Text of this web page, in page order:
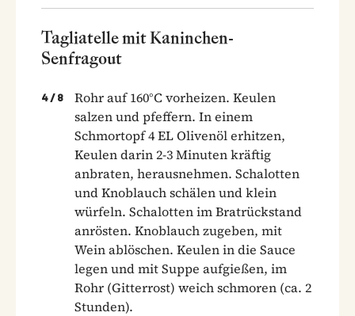
Tagliatelle mit Kaninchen-
Senfragout
4 / 8
Rohr auf 160°C vorheizen. Keulen
salzen und pfeffern. In einem
Schmortopf 4 EL Olivenöl erhitzen,
Keulen darin 2-3 Minuten kräftig
anbraten, herausnehmen. Schalotten
und Knoblauch schälen und klein
würfeln. Schalotten im Bratrückstand
anrösten. Knoblauch zugeben, mit
Wein ablöschen. Keulen in die Sauce
legen und mit Suppe aufgießen, im
Rohr (Gitterrost) weich schmoren (ca. 2
Stunden).